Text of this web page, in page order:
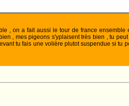
, on a fait aussi le tour de france ensemble
, mes pigeons s'yplaisent très bien , tu
tu fais une volière plutot suspendue si tu